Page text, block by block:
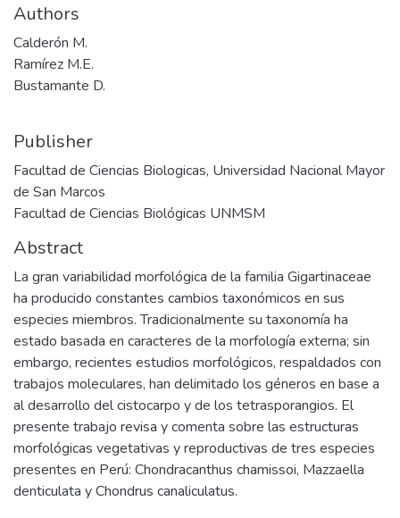
Authors
Calderón M.
Ramírez M.E.
Bustamante D.
Publisher
Facultad de Ciencias Biologicas, Universidad Nacional Mayor
de San Marcos
Facultad de Ciencias Biológicas UNMSM
Abstract
La gran variabilidad morfológica de la familia Gigartinaceae
ha producido constantes cambios taxonómicos en sus
especies miembros. Tradicionalmente su taxonomía ha
estado basada en caracteres de la morfología externa; sin
embargo, recientes estudios morfológicos, respaldados con
trabajos moleculares, han delimitado los géneros en base a
al desarrollo del cistocarpo y de los tetrasporangios. El
presente trabajo revisa y comenta sobre las estructuras
morfológicas vegetativas y reproductivas de tres especies
presentes en Perú: Chondracanthus chamissoi, Mazzaella
denticulata y Chondrus canaliculatus.